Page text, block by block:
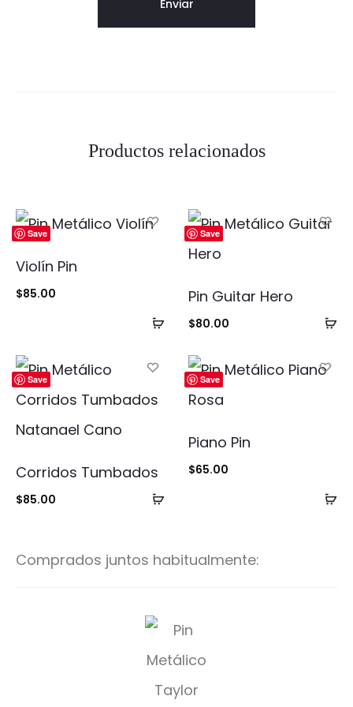
Productos relacionados
Save
Añadir
carrito
Violín Pin
$85.00
Save
Pin Guitar Hero
$80.00
Save
Añadir
Corridos Tumbados
$85.00
Save
Piano Pin
$65.00
Comprados juntos habitualmente:
R
e
p